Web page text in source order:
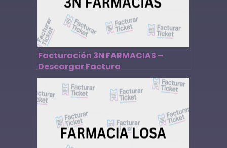
Facturación 3N FARMACIAS –
Descargar Factura